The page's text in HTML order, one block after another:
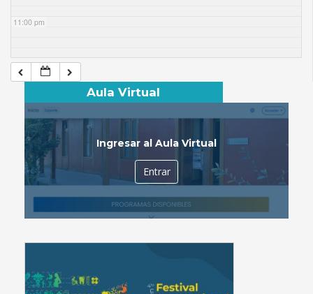
11:00 pm
Aula Virtual
Ingresar al Aula Virtual
Entrar